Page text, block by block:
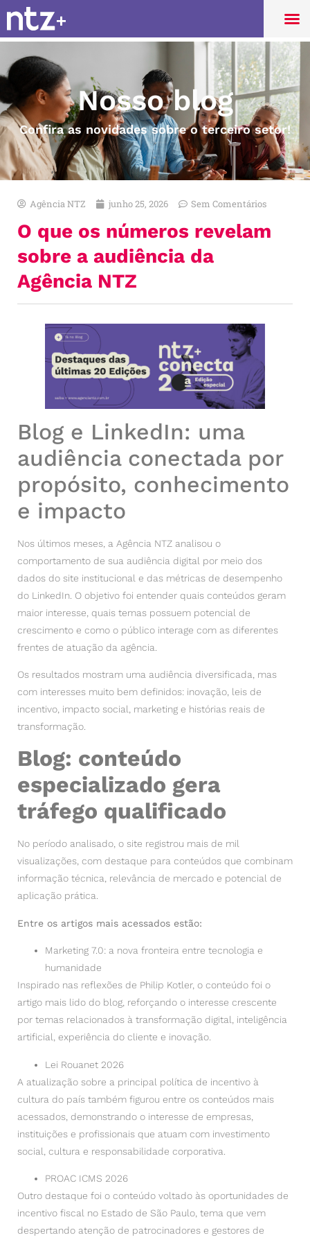
Nosso blog
Confira as novidades sobre o terceiro setor!
Agência NTZ junho 25, 2026 Sem Comentários
O que os números revelam
sobre a audiência da
Agência NTZ
Blog e LinkedIn: uma
audiência conectada por
propósito, conhecimento
e impacto
Nos últimos meses, a Agência NTZ analisou o
comportamento de sua audiência digital por meio dos
dados do site institucional e das métricas de desempenho
do LinkedIn. O objetivo foi entender quais conteúdos geram
maior interesse, quais temas possuem potencial de
crescimento e como o público interage com as diferentes
frentes de atuação da agência.
Os resultados mostram uma audiência diversificada, mas
com interesses muito bem definidos: inovação, leis de
incentivo, impacto social, marketing e histórias reais de
transformação.
Blog: conteúdo
especializado gera
tráfego qualificado
No período analisado, o site registrou mais de mil
visualizações, com destaque para conteúdos que combinam
informação técnica, relevância de mercado e potencial de
aplicação prática.
Entre os artigos mais acessados estão:
Marketing 7.0: a nova fronteira entre tecnologia e
humanidade
Inspirado nas reflexões de Philip Kotler, o conteúdo foi o
artigo mais lido do blog, reforçando o interesse crescente
por temas relacionados à transformação digital, inteligência
artificial, experiência do cliente e inovação.
Lei Rouanet 2026
A atualização sobre a principal política de incentivo à
cultura do país também figurou entre os conteúdos mais
acessados, demonstrando o interesse de empresas,
instituições e profissionais que atuam com investimento
social, cultura e responsabilidade corporativa.
PROAC ICMS 2026
Outro destaque foi o conteúdo voltado às oportunidades de
incentivo fiscal no Estado de São Paulo, tema que vem
despertando atenção de patrocinadores e gestores de